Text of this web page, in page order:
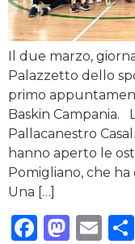
Il due marzo,
Palazzetto dello
primo
Baskin Campania.
Pallacanestro
hanno aperto le
Pomigliano, che
Una […]